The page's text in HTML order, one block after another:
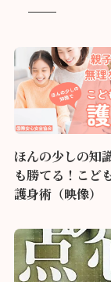
ほんの少しの知
も勝てる！こど
護身術（映像）